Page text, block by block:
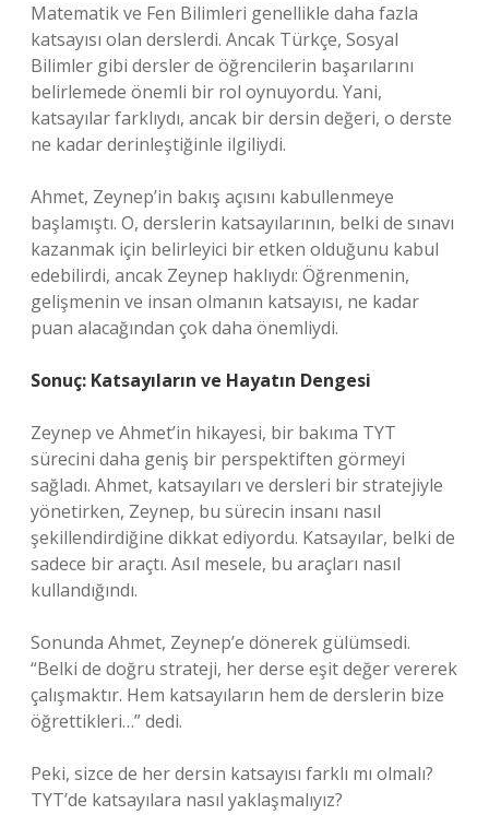
Matematik ve Fen Bilimleri genellikle daha fazla
katsayısı olan derslerdi. Ancak Türkçe, Sosyal
Bilimler gibi dersler de öğrencilerin başarılarını
belirlemede önemli bir rol oynuyordu. Yani,
katsayılar farklıydı, ancak bir dersin değeri, o derste
ne kadar derinleştiğinle ilgiliydi.
Ahmet, Zeynep’in bakış açısını kabullenmeye
başlamıştı. O, derslerin katsayılarının, belki de sınavı
kazanmak için belirleyici bir etken olduğunu kabul
edebilirdi, ancak Zeynep haklıydı: Öğrenmenin,
gelişmenin ve insan olmanın katsayısı, ne kadar
puan alacağından çok daha önemliydi.
Sonuç: Katsayıların ve Hayatın Dengesi
Zeynep ve Ahmet’in hikayesi, bir bakıma TYT
sürecini daha geniş bir perspektiften görmeyi
sağladı. Ahmet, katsayıları ve dersleri bir stratejiyle
yönetirken, Zeynep, bu sürecin insanı nasıl
şekillendirdiğine dikkat ediyordu. Katsayılar, belki de
sadece bir araçtı. Asıl mesele, bu araçları nasıl
kullandığındı.
Sonunda Ahmet, Zeynep’e dönerek gülümsedi.
“Belki de doğru strateji, her derse eşit değer vererek
çalışmaktır. Hem katsayıların hem de derslerin bize
öğrettikleri…” dedi.
Peki, sizce de her dersin katsayısı farklı mı olmalı?
TYT’de katsayılara nasıl yaklaşmalıyız?